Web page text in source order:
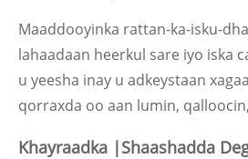
Maaddooyinka rattan-ka-isku-
lahaadaan heerkul sare iyo iska
u yeesha inay u adkeystaan
qorraxda oo aan lumin,
Khayraadka |Shaashadda